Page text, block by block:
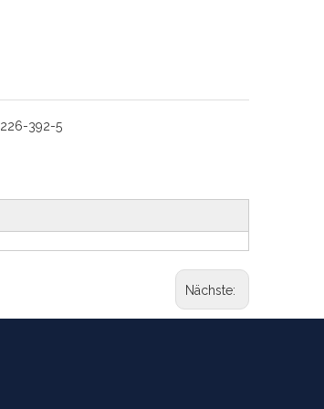
226-392-5
Nächste: